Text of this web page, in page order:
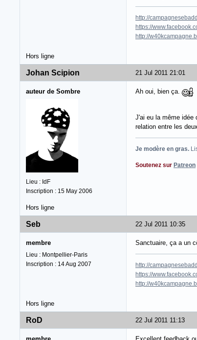
http://
https://
http://
Hors ligne
21 Jul 2011 21:01
Johan Scipion
auteur de Sombre
Lieu : IdF
Inscription : 15 May 2006
Ah oui, bien ça.
J'ai eu la même idée
relation entre les
Je modère en gras.
Soutenez sur Patreon
Hors ligne
22 Jul 2011 10:35
Seb
membre
Lieu : Montpellier-Paris
Inscription : 14 Aug 2007
Sanctuaire, ça a un
http://
https://
http://
Hors ligne
22 Jul 2011 11:13
RoD